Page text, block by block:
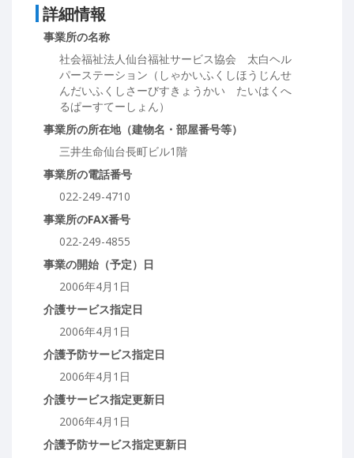
詳細情報
事業所の名称
社会福祉法人仙台福祉サービス協会 太白ヘル
パーステーション（しゃかいふくしほうじんせ
んだいふくしさーびすきょうかい たいはくへ
るぱーすてーしょん）
事業所の所在地（建物名・部屋番号等）
三井生命仙台長町ビル1階
事業所の電話番号
022-249-4710
事業所のFAX番号
022-249-4855
事業の開始（予定）日
2006年4月1日
介護サービス指定日
2006年4月1日
介護予防サービス指定日
2006年4月1日
介護サービス指定更新日
2006年4月1日
介護予防サービス指定更新日